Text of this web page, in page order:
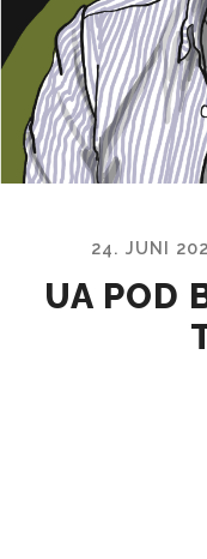
24. JUNI
UA POD